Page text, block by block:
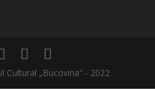
Cultural „Bucovina” - 2022